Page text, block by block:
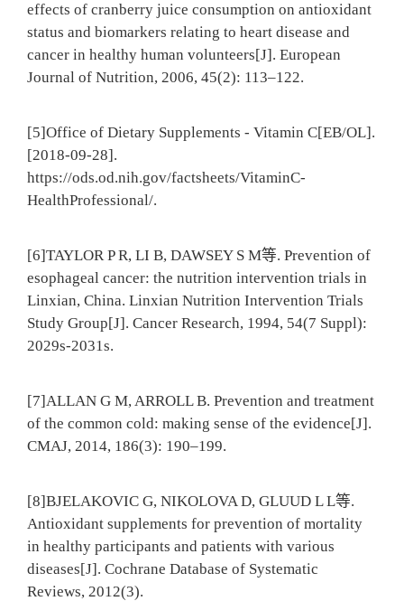
effects of cranberry juice consumption on antioxidant
status and biomarkers relating to heart disease and
cancer in healthy human volunteers[J]. European
Journal of Nutrition, 2006, 45(2): 113–122.
[5]Office of Dietary Supplements - Vitamin C[EB/OL].
[2018-09-28].
https://ods.od.nih.gov/factsheets/VitaminC-
HealthProfessional/.
[6]TAYLOR P R, LI B, DAWSEY S M等. Prevention of
esophageal cancer: the nutrition intervention trials in
Linxian, China. Linxian Nutrition Intervention Trials
Study Group[J]. Cancer Research, 1994, 54(7 Suppl):
2029s-2031s.
[7]ALLAN G M, ARROLL B. Prevention and treatment
of the common cold: making sense of the evidence[J].
CMAJ, 2014, 186(3): 190–199.
[8]BJELAKOVIC G, NIKOLOVA D, GLUUD L L等.
Antioxidant supplements for prevention of mortality
in healthy participants and patients with various
diseases[J]. Cochrane Database of Systematic
Reviews, 2012(3).